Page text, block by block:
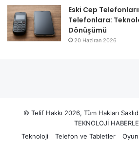
Eski Cep
Telefonlara:
Dönüşümü
20 Haziran 2026
© Telif Hakkı 2026, Tüm Hakları
TEKNOLOJİ
Teknoloji
Telefon ve Tabletler Oyun